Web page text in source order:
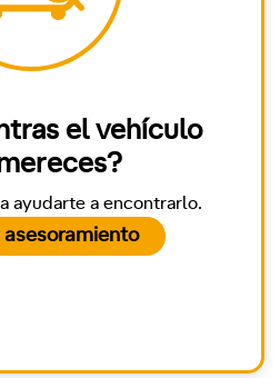
el vehículo
ayudarte a encontrarlo.